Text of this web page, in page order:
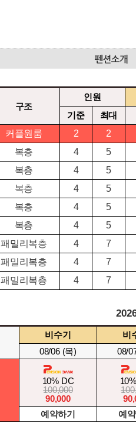
구조
인원
기준
최대
커플원룸 2 2
복층 4 5
복층 4 5
복층 4 5
복층 4 5
복층 4 5
패밀리복층 4 7
패밀리복층 4 7
패밀리복층 4 7